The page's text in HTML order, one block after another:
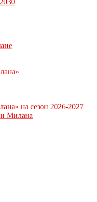
на сезон 2026-2027
Милана